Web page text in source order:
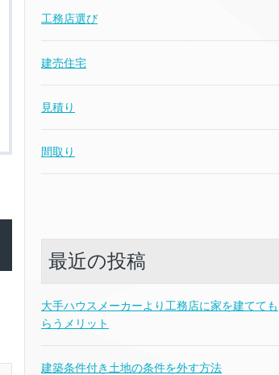
工務店選び
建売住宅
見積り
間取り
最近の投稿
大手ハウスメーカーより工務店に家を建てても
らうメリット
建築条件付き土地の条件を外す方法